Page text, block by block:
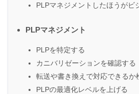
PLPマネジメントしたほうがビ
PLPマネジメント
PLPを特定する
カニバリゼーションを確認する
転送や書き換えで対応できるか
PLPの最適化レベルを上げる